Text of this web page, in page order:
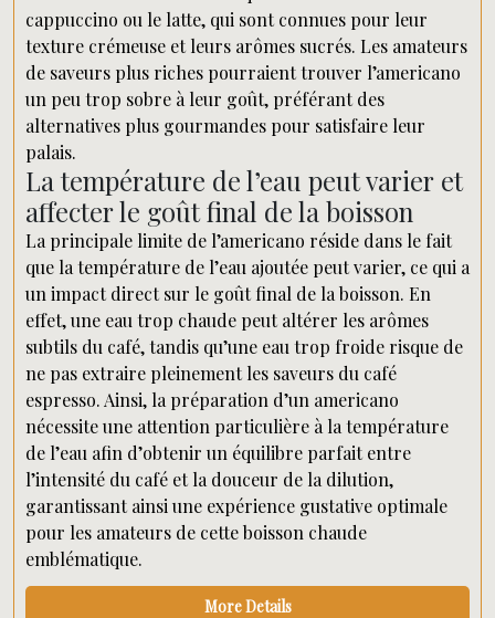
cappuccino ou le latte, qui sont connues pour leur
texture crémeuse et leurs arômes sucrés. Les amateurs
de saveurs plus riches pourraient trouver l’americano
un peu trop sobre à leur goût, préférant des
alternatives plus gourmandes pour satisfaire leur
palais.
La température de l’eau peut varier et
affecter le goût final de la boisson
La principale limite de l’americano réside dans le fait
que la température de l’eau ajoutée peut varier, ce qui a
un impact direct sur le goût final de la boisson. En
effet, une eau trop chaude peut altérer les arômes
subtils du café, tandis qu’une eau trop froide risque de
ne pas extraire pleinement les saveurs du café
espresso. Ainsi, la préparation d’un americano
nécessite une attention particulière à la température
de l’eau afin d’obtenir un équilibre parfait entre
l’intensité du café et la douceur de la dilution,
garantissant ainsi une expérience gustative optimale
pour les amateurs de cette boisson chaude
emblématique.
More Details